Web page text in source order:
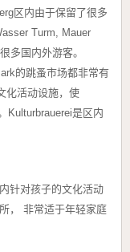
区内由于保留了很多
Turm, Mauer
多国内外游客。
的跳蚤市场都非常有
化活动设施，使
Kulturbrauerei是区内
针对孩子的文化活动
， 非常适于年轻家庭